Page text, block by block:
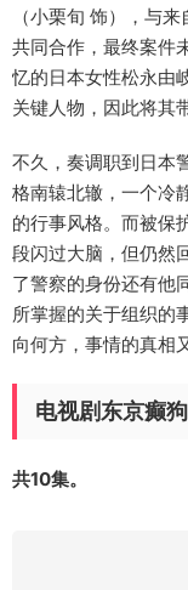
（小栗旬 饰），与
共同合作，最终案件
忆的日本女性松永由
关键人物，因此将其
不久，奏调职到日本
格南辕北辙，一个冷
的行事风格。而被保
段闪过大脑，但仍然
了警察的身份还有他
所掌握的关于组织的
向何方，事情的真相
电视剧东京癫
共10集。